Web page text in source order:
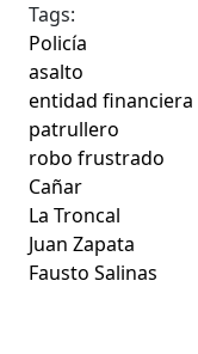
Tags:
Policía
asalto
entidad financiera
patrullero
robo frustrado
Cañar
La Troncal
Juan Zapata
Fausto Salinas